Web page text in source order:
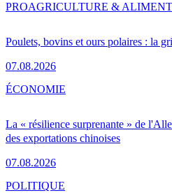
Poulets, bovins et ours polaires : la
07.08.2026
PROAGRICULTURE &
La « résilience surprenante » de
des exportations chinoises
07.08.2026
ÉCONOMIE
POLITIQUE